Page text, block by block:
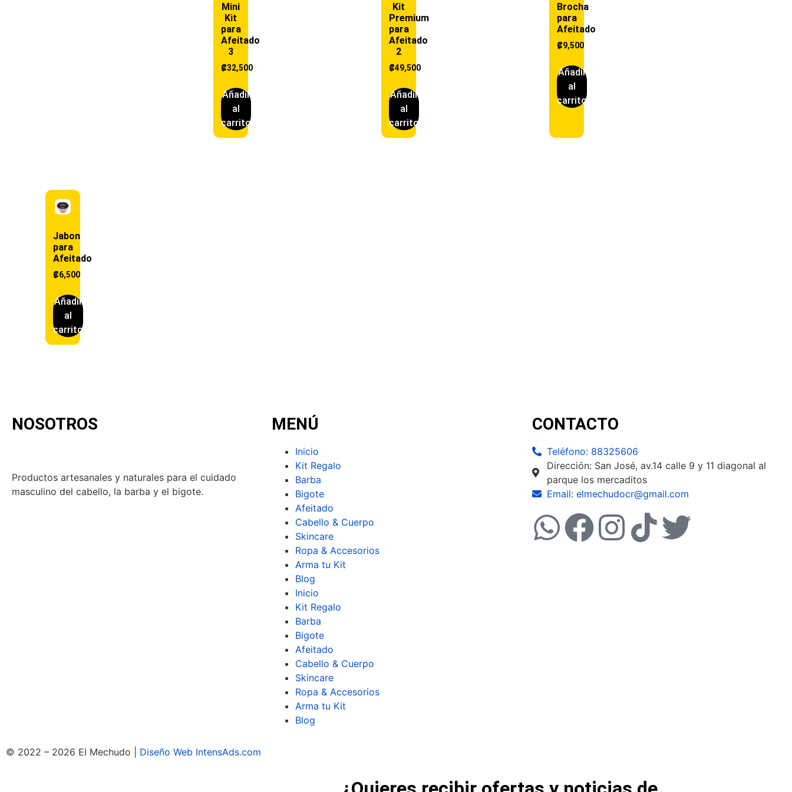
Mini
Kit
para
Afeitado
3
₡32,500
Añadir
al
carrito
Kit
Premium
para
Afeitado
2
₡49,500
Añadir
al
carrito
Brocha
para
Afeitado
₡9,500
Añadir
al
carrito
Jabon
para
Afeitado
₡6,500
Añadir
al
carrito
NOSOTROS
Productos artesanales y naturales para el cuidado
masculino del cabello, la barba y el bigote.
MENÚ
Inicio
Kit Regalo
Barba
Bigote
Afeitado
Cabello & Cuerpo
Skincare
Ropa & Accesorios
Arma tu Kit
Blog
Inicio
Kit Regalo
Barba
Bigote
Afeitado
Cabello & Cuerpo
Skincare
Ropa & Accesorios
Arma tu Kit
Blog
CONTACTO
Teléfono: 88325606
Dirección: San José, av.14 calle 9 y 11 diagonal al
parque los mercaditos
Email: elmechudocr@gmail.com
© 2022 – 2026 El Mechudo | Diseño Web IntensAds.com